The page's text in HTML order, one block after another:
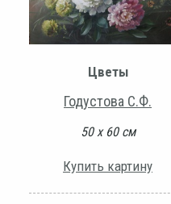
Цветы
Годустова С.Ф.
50 х 60 см
Купить картину